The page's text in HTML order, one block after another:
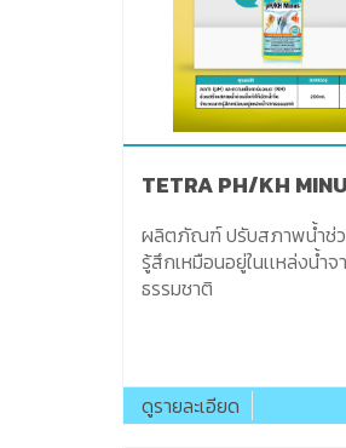
TETRA PH/KH
ผลิตภัณฑ์ ปรับสภาพน้ำช่ว
รู้สึกเหมือนอยู่ในเเหล่งน้ำจ
ธรรมชาติ
ดูรายละเอียด